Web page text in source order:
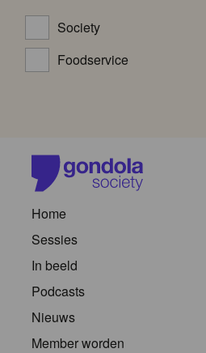
Society
Foodservice
Home
Sessies
In beeld
Podcasts
Nieuws
Member worden